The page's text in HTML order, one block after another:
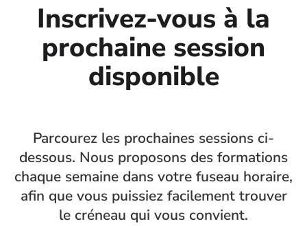
Inscrivez-vous à la
prochaine session
disponible
Parcourez les prochaines sessions ci-
dessous. Nous proposons des formations
chaque semaine dans votre fuseau horaire,
afin que vous puissiez facilement trouver
le créneau qui vous convient.